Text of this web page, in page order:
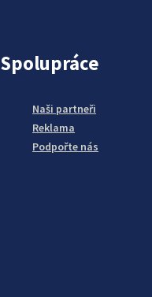
Spolupráce
Naši partneři
Reklama
Podpořte nás